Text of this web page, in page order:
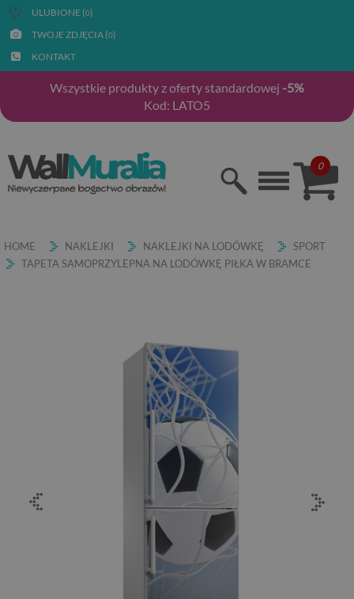
ULUBIONE (0)
TWOJE ZDJĘCIA (0)
KONTAKT
Wszystkie produkty z oferty standardowej -5%
Kod: LATO5
0
HOME NAKLEJKI NAKLEJKI NA LODÓWKĘ
SPORT
TAPETA SAMOPRZYLEPNA NA LODÓWKĘ PIŁKA W BRAMCE